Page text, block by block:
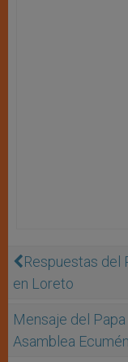
Respuestas del
en Loreto
Mensaje del
Asamblea